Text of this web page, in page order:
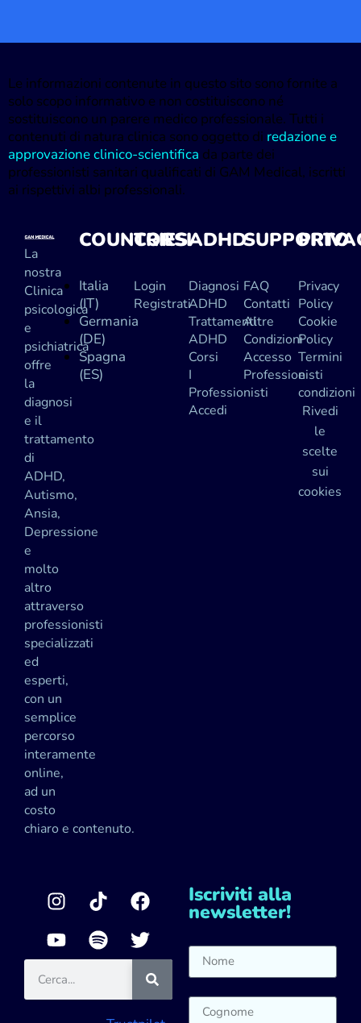
Le informazioni contenute in questo sito sono fornite a
solo scopo informativo e non costituiscono né
sostituiscono un parere medico professionale. Tutti i
contenuti di natura clinica sono oggetto di redazione e
approvazione clinico-scientifica da parte dei
professionisti sanitari qualificati di GAM Medical, iscritti
ai rispettivi albi professionali.
La
nostra
Clinica
psicologica
e
psichiatrica
offre
la
diagnosi
e il
trattamento
di
ADHD,
Autismo,
Ansia,
Depressione
e
molto
altro
attraverso
professionisti
specializzati
ed
esperti,
con un
semplice
percorso
interamente
online,
ad un
costo
chiaro e contenuto.
COUNTRIES
Italia
(IT)
Germania
(DE)
Spagna
(ES)
CORSI
Login
Registrati
ADHD
Diagnosi
ADHD
Trattamenti
ADHD
Corsi
I
Professionisti
Accedi
SUPPORTO
FAQ
Contatti
Altre
Condizioni
Accesso
Professionisti
Privacy
Policy
Cookie
Policy
Termini
e
condizioni
Rivedi
le
scelte
sui
cookies
Iscriviti alla
newsletter!